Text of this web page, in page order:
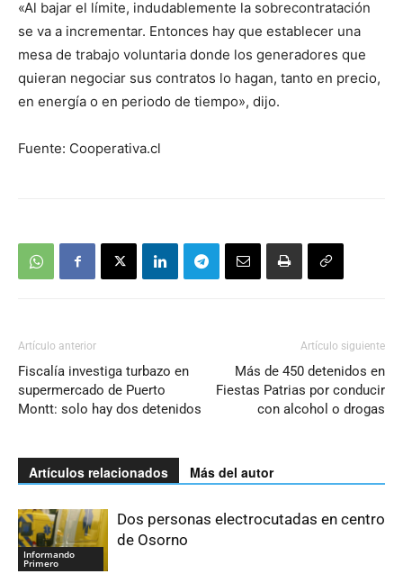
«Al bajar el límite, indudablemente la sobrecontratación
se va a incrementar. Entonces hay que establecer una
mesa de trabajo voluntaria donde los generadores que
quieran negociar sus contratos lo hagan, tanto en precio,
en energía o en periodo de tiempo», dijo.
Fuente: Cooperativa.cl
Artículo anterior
Fiscalía investiga turbazo en
supermercado de Puerto
Montt: solo hay dos detenidos
Artículo siguiente
Más de 450 detenidos en
Fiestas Patrias por conducir
con alcohol o drogas
Artículos relacionados Más del autor
Informando
Primero
Dos personas electrocutadas en centro
de Osorno